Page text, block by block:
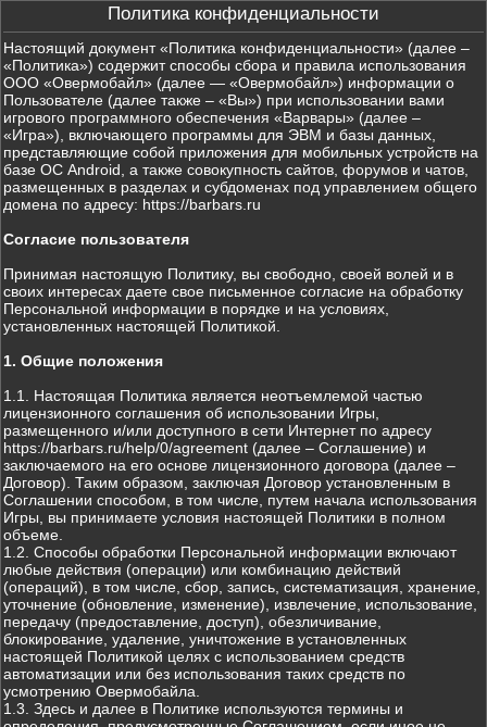
Политика конфиденциальности
Настоящий документ «Политика конфиденциальности» (далее –
«Политика») содержит способы сбора и правила использования
ООО «Овермобайл» (далее — «Овермобайл») информации о
Пользователе (далее также – «Вы») при использовании вами
игрового программного обеспечения «Варвары» (далее –
«Игра»), включающего программы для ЭВМ и базы данных,
представляющие собой приложения для мобильных устройств на
базе ОС Android, а также совокупность сайтов, форумов и чатов,
размещенных в разделах и субдоменах под управлением общего
домена по адресу: https://barbars.ru
Согласие пользователя
Принимая настоящую Политику, вы свободно, своей волей и в
своих интересах даете свое письменное согласие на обработку
Персональной информации в порядке и на условиях,
установленных настоящей Политикой.
1. Общие положения
1.1. Настоящая Политика является неотъемлемой частью
лицензионного соглашения об использовании Игры,
размещенного и/или доступного в сети Интернет по адресу
https://barbars.ru/help/0/agreement (далее – Соглашение) и
заключаемого на его основе лицензионного договора (далее –
Договор). Таким образом, заключая Договор установленным в
Соглашении способом, в том числе, путем начала использования
Игры, вы принимаете условия настоящей Политики в полном
объеме.
1.2. Способы обработки Персональной информации включают
любые действия (операции) или комбинацию действий
(операций), в том числе, сбор, запись, систематизация, хранение,
уточнение (обновление, изменение), извлечение, использование,
передачу (предоставление, доступ), обезличивание,
блокирование, удаление, уничтожение в установленных
настоящей Политикой целях с использованием средств
автоматизации или без использования таких средств по
усмотрению Овермобайла.
1.3. Здесь и далее в Политике используются термины и